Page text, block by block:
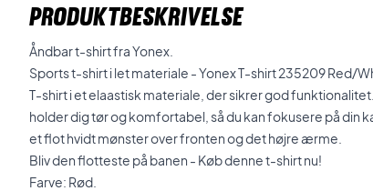
PRODUKTBESKRIVELSE
Åndbar t-shirt fra Yonex.
Sports t-shirt i let materiale - Yonex T-shirt 235209 Red/
T-shirt i et elaastisk materiale, der sikrer god
holder dig tør og komfortabel, så du kan fokusere på din
et flot hvidt mønster over fronten og det højre ærme.
Bliv den flotteste på banen - Køb denne t-shirt nu!
Farve: Rød.